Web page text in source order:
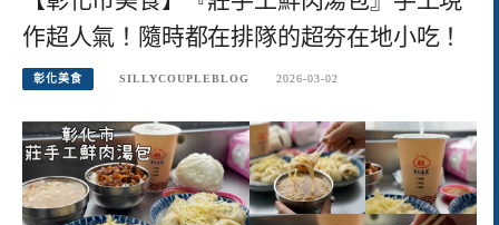
作超人氣！隨時都在排隊的超夯在地小吃！
彰化美食 SILLYCOUPLEBLOG 2026-03-02